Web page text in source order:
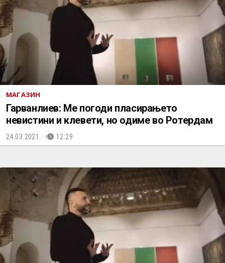
МАГАЗИН
Гарванлиев: Ме погоди пласирањето
невистини и клевети, но одиме во Ротердам
24.03.2021. 12:29